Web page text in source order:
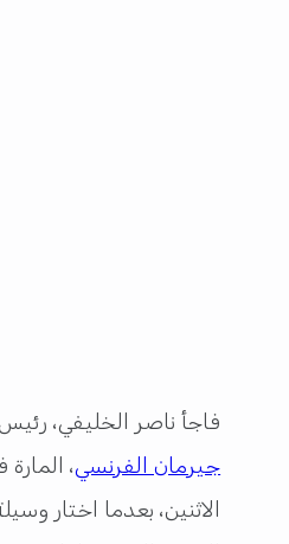
فاجأ ناصر الخليفي، رئيس
جيرمان الفرنسي،
الاثنين، بعدما اختار